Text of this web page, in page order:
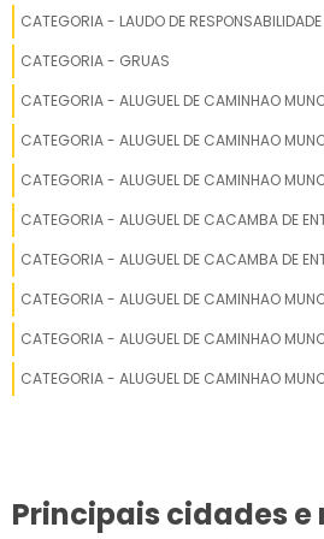
risco financeiro em avarias
Para obter melhor custo-
de Caminhão Munck em
unitário e minimize tempo
modelo compatível:
grande sem necessidade
multas. Exija laudo de
de equipamentos antes do
custos extras pós-operação.
Negocie horas
Exija seguro e checklist
valores.
ALUGUEL DE CAMINHAO MUNCK EM
ALUGUEL DE CAMINHAO MUNCK EM
ALUGUEL DE CAMINHAO MUNCK EM
ALUGUEL DE CAMINHAO MUNCK EM
ALUGUEL DE CAMINHAO MUNCK EM
ALUGUEL DE CAMINHAO MUNCK EM
CATEGORIA - LAUDO DE
CATEGORIA - GRUAS
CATEGORIA - ALUGUEL DE CAMINHAO
CATEGORIA - ALUGUEL DE CAMINHAO
CATEGORIA - ALUGUEL DE CAMINHAO
CATEGORIA - ALUGUEL DE CACAMBA DE
CATEGORIA - ALUGUEL DE CACAMBA DE
CATEGORIA - ALUGUEL DE CAMINHAO
CATEGORIA - ALUGUEL DE CAMINHAO
CATEGORIA - ALUGUEL DE CAMINHAO
Principais cidades e